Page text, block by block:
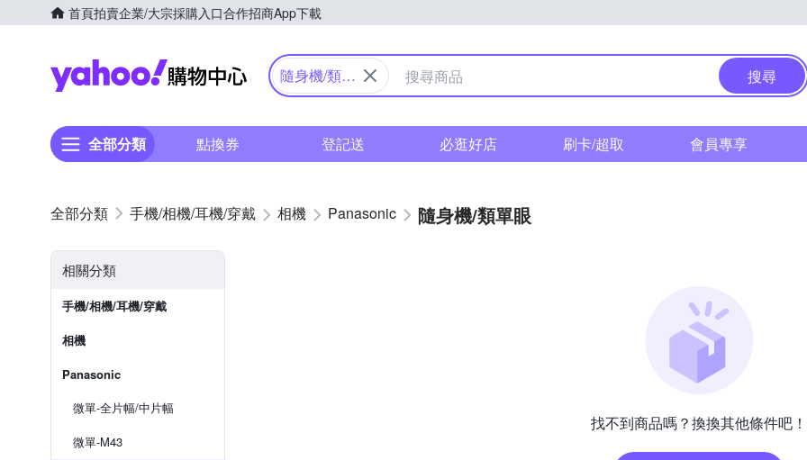
首頁拍賣企業/大宗採購入口合作招商App下載
Yahoo購物中心
隨身機/類單
搜尋
全部分類 點換券 登記送 必逛好店 刷卡/超取 會員專享
手機/相機/耳機/穿戴 相機 Panasonic 隨身機/類單眼
相關分類
手機/相機/耳機/穿戴
相機
Panasonic
微單-全片幅/中片幅
微單-M43
找不到商品嗎？換換其他條件吧！